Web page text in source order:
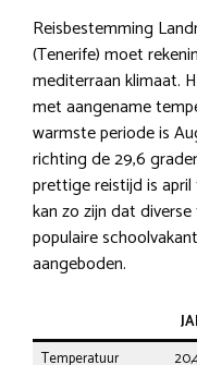
Reisbestemming
(Tenerife) moet
mediterraan klimaat.
met aangename
warmste periode is
richting de 29,6
prettige reistijd is
kan zo zijn dat
populaire
aangeboden.
Temperatuur